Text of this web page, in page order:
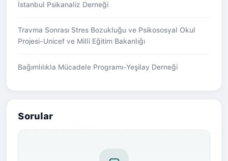
İstanbul Psikanaliz Derneği
Travma Sonrası Stres Bozukluğu ve Psikososyal Okul
Projesi-Unicef ve Milli Eğitim Bakanlığı
Bağımlılıkla Mücadele Programı-Yeşilay Derneği
Sorular